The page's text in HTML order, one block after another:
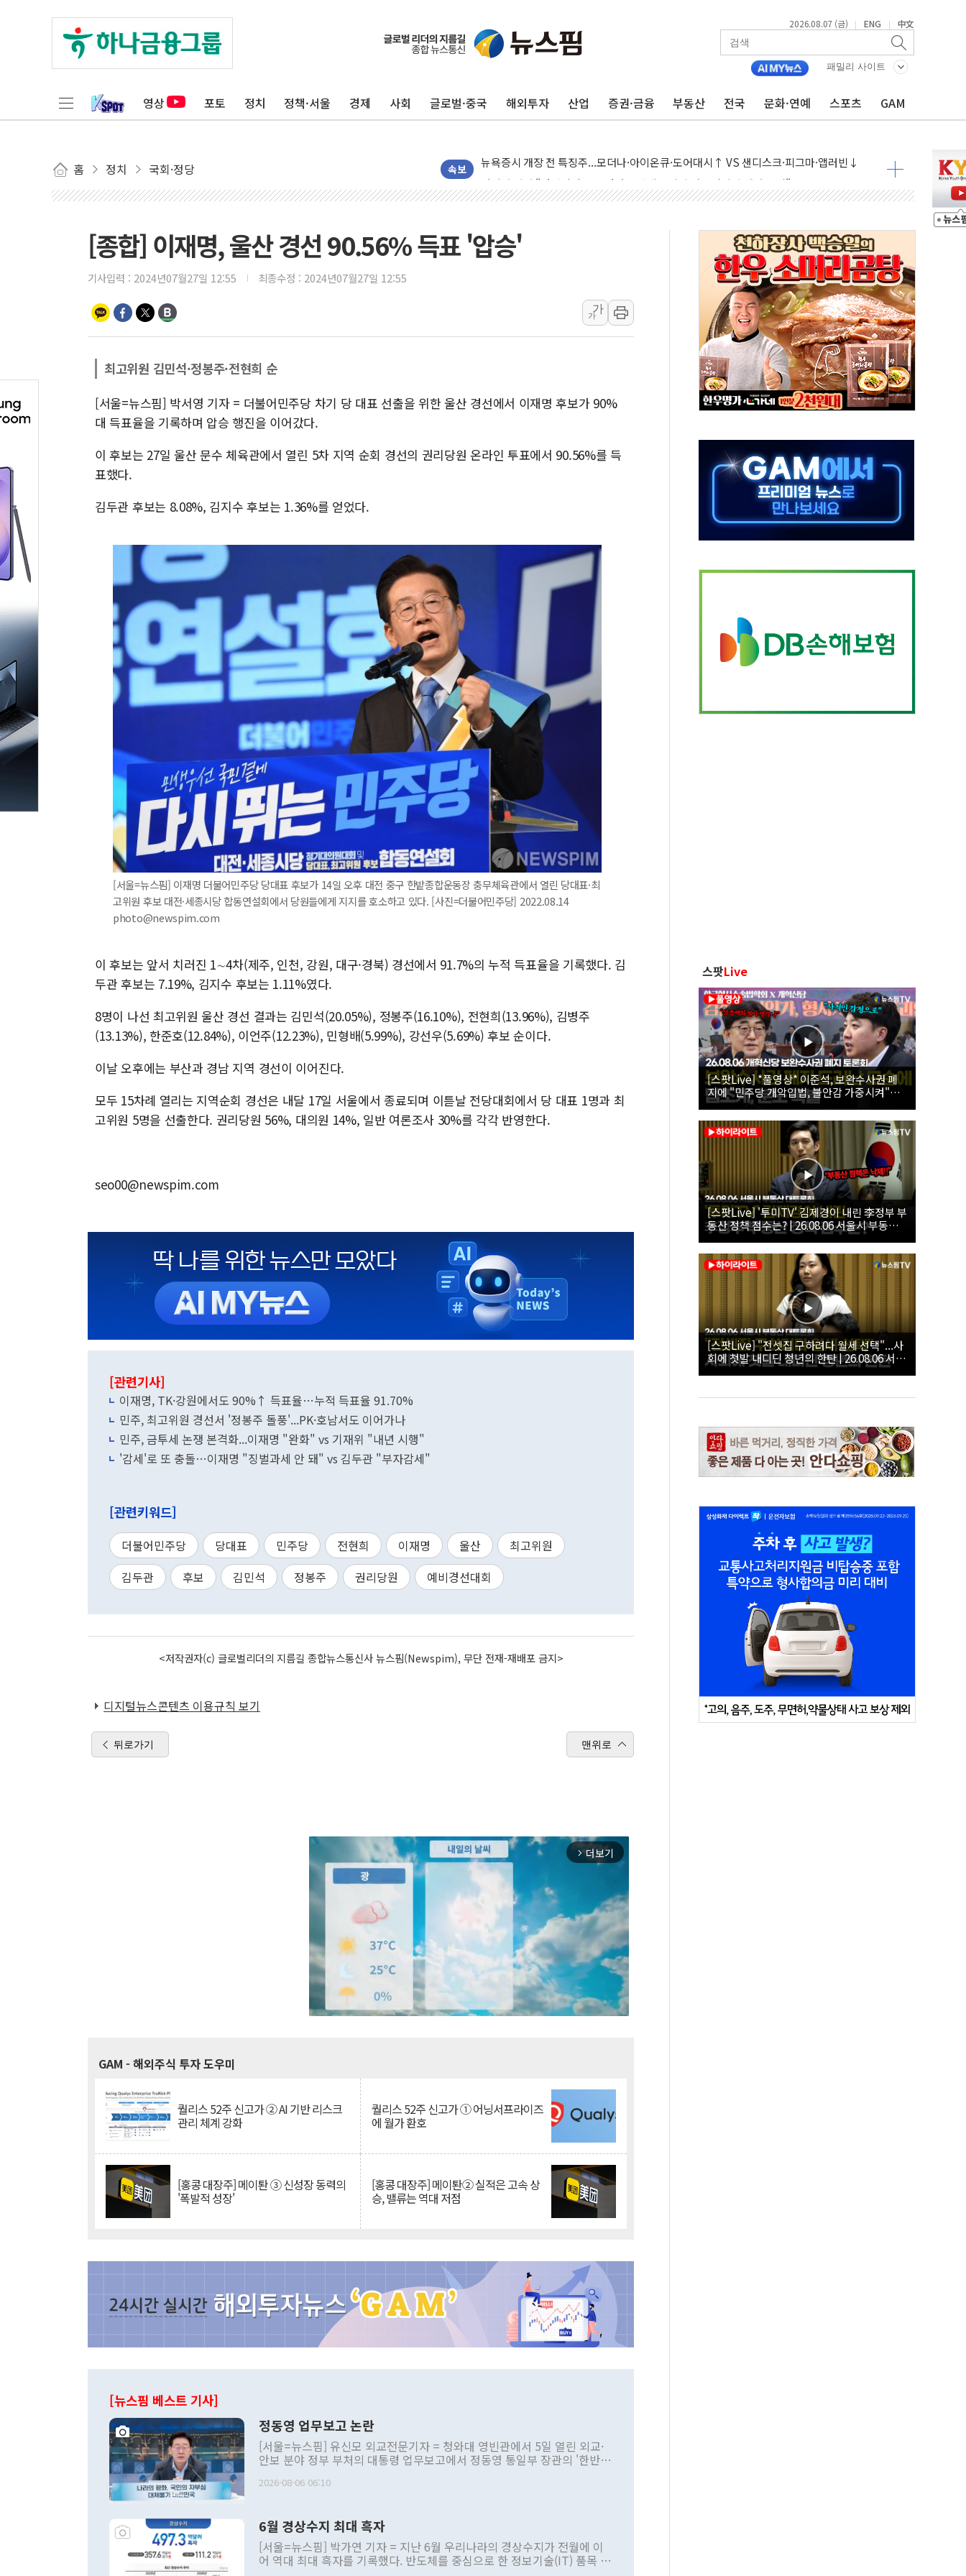
2026.08.07 (금) | ENG | 中文
패밀리 사이트
영상 포토 정치 정책·서울 경제 사회 글로벌·중국 해외투자 산업 증권·금융 부동산 전국 문화·연예 스포츠 GAM
홈 정치 국회·정당 속보
리투아니아 국방 "러, 우크라 드론으로 나토 회원국 공격 검토… 거짓 깃발 작전"
구광모, 내주 실리콘밸리서 젠슨 황 재회…로봇·AI 데이터센터·모빌리티 구체화
김정관 장관 "영업이익 N% 성과급 반대…상법·자본시장법 개정 논의"
뉴욕증시 프리뷰, 미 주가선물 AI주 차익실현 속 혼조세...웨스턴디지털·샌디스크↓
금값 7주 만에 최고…美 고용 둔화·호르무즈 재개방 기대에 강세
[인도증시] 중동 긴장 완화에 실적 호조까지, 상승...호실적 보고 기업 상승세 뚜렷
러, 1인칭시점 드론으로 우크라 민간인 '사파리' 공격… 시민들 공포감 극대화 전략
[베트남 증시] 지수 하락 속 'DGC' 임시 주총 기대감에 홀로 상한가…마진 잔액은 사상 최고
'월가의 황제' 다이먼 "금융시장 레버리지 위험수위…숨은 차입이 더 큰 변수"
양주 섬유염색공장서 화재 1명 중상…대응 1단계 진압 중
김정관 산업부 장관 "주 52시간 손봐야, 경쟁상대 中과 비교해야"
해군 1함대 창설 80주년…지역과 함께하는 '선봉'의 대민 봉사
[3보] 북, 원산서 동해로 단거리 탄도미사일 1발 발사… 올해 10번째·42일 만 도발
동해해경, 독도 해상서 부유물 감긴 어선 구조
주한미군 "오산기지 누출, 백린 아닌 무해한 표면 부식 물질"
구미 폐염산처리업체서 불 2시간30여분만에 진화...외국인 노동자 숨져
[종합] 이재명, 울산 경선 90.56% 득표 '압승'
기사입력 : 2024년07월27일 12:55 최종수정 : 2024년07월27일 12:55
가
가
최고위원 김민석·정봉주·전현희 순
[서울=뉴스핌] 박서영 기자 = 더불어민주당 차기 당 대표 선출을 위한 울산 경선에서 이재명 후보가 90%
대 득표율을 기록하며 압승 행진을 이어갔다.
이 후보는 27일 울산 문수 체육관에서 열린 5차 지역 순회 경선의 권리당원 온라인 투표에서 90.56%를 득
표했다.
김두관 후보는 8.08%, 김지수 후보는 1.36%를 얻었다.
[서울=뉴스핌] 이재명 더불어민주당 당대표 후보가 14일 오후 대전 중구 한밭종합운동장 충무체육관에서 열린 당대표·최
고위원 후보 대전·세종시당 합동연설회에서 당원들에게 지지를 호소하고 있다. [사진=더불어민주당] 2022.08.14
photo@newspim.com
이 후보는 앞서 치러진 1∼4차(제주, 인천, 강원, 대구·경북) 경선에서 91.7%의 누적 득표율을 기록했다. 김
두관 후보는 7.19%, 김지수 후보는 1.11%였다.
8명이 나선 최고위원 울산 경선 결과는 김민석(20.05%), 정봉주(16.10%), 전현희(13.96%), 김병주
(13.13%), 한준호(12.84%), 이언주(12.23%), 민형배(5.99%), 강선우(5.69%) 후보 순이다.
이날 오후에는 부산과 경남 지역 경선이 이어진다.
모두 15차례 열리는 지역순회 경선은 내달 17일 서울에서 종료되며 이튿날 전당대회에서 당 대표 1명과 최
고위원 5명을 선출한다. 권리당원 56%, 대의원 14%, 일반 여론조사 30%를 각각 반영한다.
seo00@newspim.com
[관련기사]
이재명, TK·강원에서도 90%↑ 득표율…누적 득표율 91.70%
민주, 최고위원 경선서 '정봉주 돌풍'...PK·호남서도 이어가나
민주, 금투세 논쟁 본격화...이재명 "완화" vs 기재위 "내년 시행"
'감세'로 또 충돌…이재명 "징벌과세 안 돼" vs 김두관 "부자감세"
[관련키워드]
더불어민주당 당대표 민주당 전현희 이재명 울산
최고위원
김두관
후보 김민석 정봉주 권리당원 예비경선대회
<저작권자(c) 글로벌리더의 지름길 종합뉴스통신사 뉴스핌(Newspim), 무단 전재-재배포 금지>
디지털뉴스콘텐츠 이용규칙 보기
뒤로가기 맨위로
arrow_forward_ios 더보기
GAM - 해외주식 투자 도우미
퀄리스 52주 신고가 ② AI 기반 리스크
관리 체계 강화
퀄리스 52주 신고가 ① 어닝서프라이즈
에 월가 환호
[홍콩 대장주] 메이퇀 ③ 신성장 동력의
'폭발적 성장'
[홍콩 대장주] 메이퇀② 실적은 고속 상
승, 밸류는 역대 저점
[뉴스핌 베스트 기사]
정동영 업무보고 논란
[서울=뉴스핌] 유신모 외교전문기자 = 청와대 영빈관에서 5일 열린 외교·
안보 분야 정부 부처의 대통령 업무보고에서 정동영 통일부 장관의 '한반도
발언 중에는 정부 내 조율을 거치지 않은 사안을 정책으로 추진하겠다고 공
주의적 희망에 근거한 비현실적 구상'이라는 비판을 내놨다. 그동안 정 장
관의 대북 정책 관련 발언이 물의를 빚은 적은 여러 번 있지만 대통령과 유
관 부처 장관이 공개적으로 부정적 입장을 표명한 것은 이례적이다. 정 장
관의 무리한 대북 접근법과 월권을 제어해야 한다는 목소리도 높아지고 있
2026-08-06 06:10
6월 경상수지 최대 흑자
[서울=뉴스핌] 박가연 기자 = 지난 6월 우리나라의 경상수지가 전월에 이
어 역대 최대 흑자를 기록했다. 반도체를 중심으로 한 정보기술(IT) 품목 수
스팟Live
[스팟Live] *풀영상* 이준석, 보완수사권 폐
지에 "민주당 개악입법, 불안감 가중시켜"｜
26.08.06 개혁신당 보완수사권 폐지 토론회
[스팟Live] '투미TV' 김제경이 내린 李정부 부
동산 정책 점수는? | 26.08.06 서울시 부동산
대토론회
[스팟Live] "전셋집 구하려다 월세 선택"...사
회에 첫발 내디딘 청년의 한탄 | 26.08.06 서울
시 부동산 대토론회